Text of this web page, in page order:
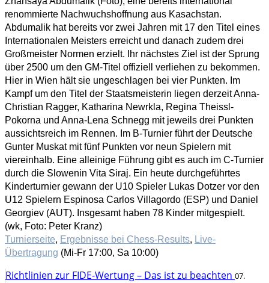
renommierte Nachwuchshoffnung aus Kasachstan.
Abdumalik hat bereits vor zwei Jahren mit 17 den Titel eines
Internationalen Meisters erreicht und danach zudem drei
Großmeister Normen erzielt. Ihr nächstes Ziel ist der Sprung
über 2500 um den GM-Titel offiziell verliehen zu bekommen.
Hier in Wien hält sie ungeschlagen bei vier Punkten. Im
Kampf um den Titel der Staatsmeisterin liegen derzeit Anna-
Christian Ragger, Katharina Newrkla, Regina Theissl-
Pokorna und Anna-Lena Schnegg mit jeweils drei Punkten
aussichtsreich im Rennen. Im B-Turnier führt der Deutsche
Gunter Muskat mit fünf Punkten vor neun Spielern mit
viereinhalb. Eine alleinige Führung gibt es auch im C-Turnier
durch die Slowenin Vita Siraj. Ein heute durchgeführtes
Kinderturnier gewann der U10 Spieler Lukas Dotzer vor den
U12 Spielern Espinosa Carlos Villagordo (ESP) und Daniel
Georgiev (AUT). Insgesamt haben 78 Kinder mitgespielt.
(wk, Foto: Peter Kranz)
Turnierseite, Ergebnisse bei Chess-Results, Live-
Übertragung (Mi-Fr 17:00, Sa 10:00)
Richtlinien zur FIDE-Wertung – Das ist zu beachten 07.